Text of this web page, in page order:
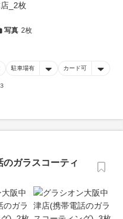
写真 2枚
駐車場有 カード可
ガラスコーティ